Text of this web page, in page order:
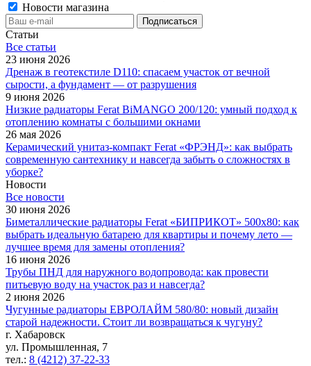
Новости магазина
Статьи
Все cтатьи
23 июня 2026
Дренаж в геотекстиле D110: спасаем участок от вечной
сырости, а фундамент — от разрушения
9 июня 2026
Низкие радиаторы Ferat BiMANGO 200/120: умный подход к
отоплению комнаты с большими окнами
26 мая 2026
Керамический унитаз-компакт Ferat «ФРЭНД»: как выбрать
современную сантехнику и навсегда забыть о сложностях в
уборке?
Новости
Все новости
30 июня 2026
Биметаллические радиаторы Ferat «БИПРИКОТ» 500x80: как
выбрать идеальную батарею для квартиры и почему лето —
лучшее время для замены отопления?
16 июня 2026
Трубы ПНД для наружного водопровода: как провести
питьевую воду на участок раз и навсегда?
2 июня 2026
Чугунные радиаторы ЕВРОЛАЙМ 580/80: новый дизайн
старой надежности. Стоит ли возвращаться к чугуну?
г. Хабаровск
ул. Промышленная, 7
тел.: 8 (4212) 37-22-33